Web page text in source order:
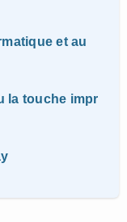
et au
la touche impr